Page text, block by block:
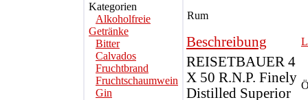
Kategorien
Alkoholfreie
Getränke
Bitter
Calvados
Fruchtbrand
Fruchtschaumwein
Gin
Rum
Beschreibung
REISETBAUER 4
X 50 R.N.P. Finely
Distilled Superior